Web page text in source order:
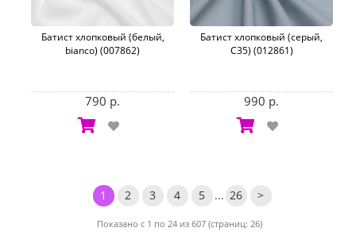
Батист хлопковый (белый,
bianco) (007862)
790 р.
Батист хлопковый (серый,
C35) (012861)
990 р.
1 2 3 4 5 ... 26 >
Показано с 1 по 24 из 607 (страниц: 26)